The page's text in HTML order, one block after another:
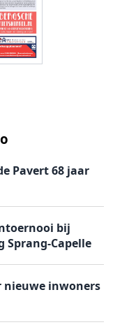
Pavert 68 jaar
bij
Sprang-Capelle
inwoners